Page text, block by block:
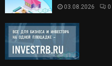
03.08.2026 0